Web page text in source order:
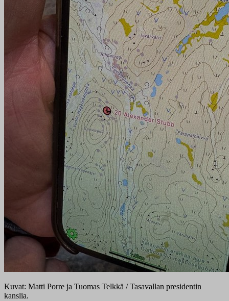
Kuvat: Matti Porre ja Tuomas Telkkä / Tasavallan presidentin
kanslia.